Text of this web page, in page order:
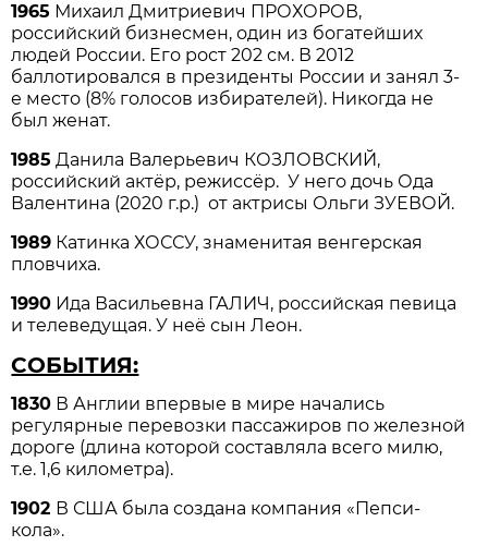
1965 Михаил Дмитриевич ПРОХОРОВ,
российский бизнесмен, один из богатейших
людей России. Его рост 202 см. В 2012
баллотировался в президенты России и занял 3-
е место (8% голосов избирателей). Никогда не
был женат.
1985 Данила Валерьевич КОЗЛОВСКИЙ,
российский актёр, режиссёр. У него дочь Ода
Валентина (2020 г.р.) от актрисы Ольги ЗУЕВОЙ.
1989 Катинка ХОССУ, знаменитая венгерская
пловчиха.
1990 Ида Васильевна ГАЛИЧ, российская певица
и телеведущая. У неё сын Леон.
СОБЫТИЯ:
1830 В Англии впервые в мире начались
регулярные перевозки пассажиров по железной
дороге (длина которой составляла всего милю,
т.е. 1,6 километра).
1902 В США была создана компания «Пепси-
кола».